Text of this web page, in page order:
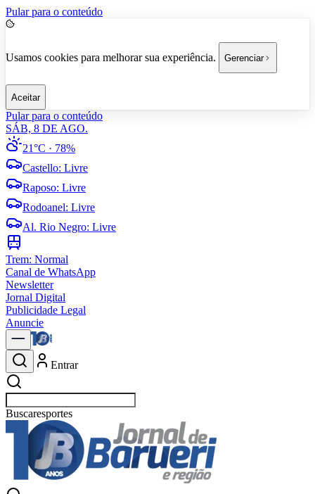
Pular para o conteúdo
Usamos cookies para melhorar sua experiência. Gerenciar
Aceitar
Pular para o conteúdo
SÁB, 8 DE AGO.
21°C · 78%
Castello: Livre
Raposo: Livre
Rodoanel: Livre
Al. Rio Negro: Livre
Trem: Normal
Canal de WhatsApp
Newsletter
Jornal Digital
Publicidade Legal
Anuncie
Entrar
Buscarpolítica